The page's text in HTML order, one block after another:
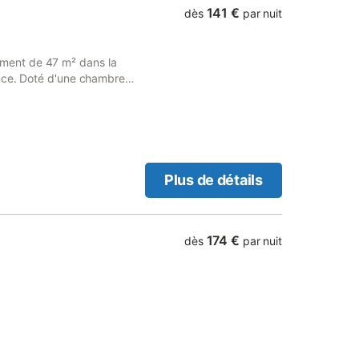
Levallois (989 m),
Les Grésillons (3.7
km), Asnières-sur-Seine
km), Porte Maillot (2.3
de-Clichy (2.9 km),
de-Mars-Tour-Eiffel (4.6
de 47 m² dans la
Doté d'une chambre
tout le confort. A
dès 141 € par nuit
Plus de détails
dès 174 € par nuit